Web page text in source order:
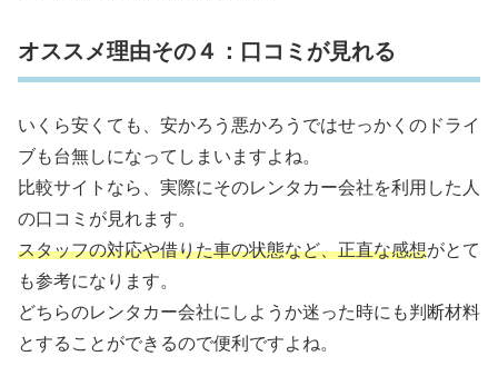
オススメ理由その４：口コミが見れる
いくら安くても、安かろう悪かろうではせっかくのドライ
ブも台無しになってしまいますよね。
比較サイトなら、実際にそのレンタカー会社を利用した人
の口コミが見れます。
スタッフの対応や借りた車の状態など、正直な感想がとて
も参考になります。
どちらのレンタカー会社にしようか迷った時にも判断材料
とすることができるので便利ですよね。